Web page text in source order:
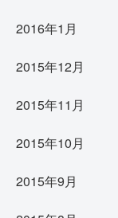
2016年1月
2015年12月
2015年11月
2015年10月
2015年9月